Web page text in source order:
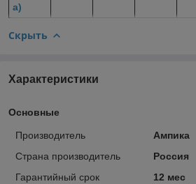
а)
Скрыть
Характеристики
Основные
Производитель
Ампика
Страна производитель
Россия
Гарантийный срок
12 мес